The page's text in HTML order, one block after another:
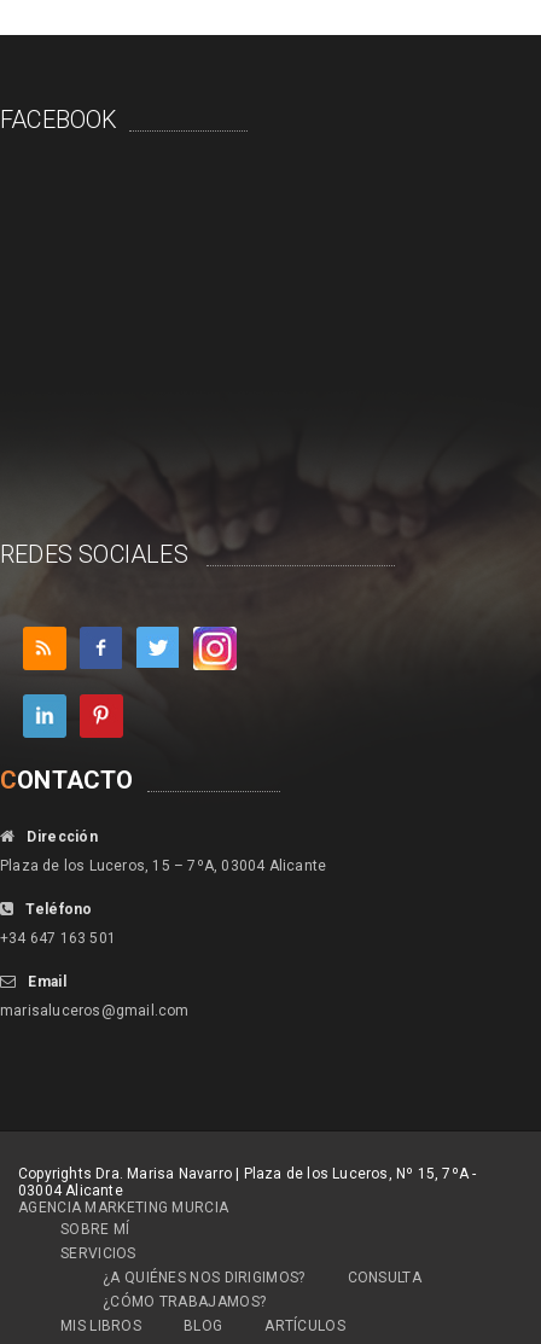
FACEBOOK
REDES SOCIALES
CONTACTO
Dirección
Plaza de los Luceros, 15 – 7ºA, 03004 Alicante
Teléfono
+34 647 163 501
Email
marisaluceros@gmail.com
Copyrights Dra. Marisa Navarro | Plaza de los Luceros, Nº 15, 7ºA -
03004 Alicante
AGENCIA MARKETING MURCIA
SOBRE MÍ
SERVICIOS
¿A QUIÉNES NOS DIRIGIMOS?
CONSULTA
¿CÓMO TRABAJAMOS?
MIS LIBROS
BLOG
ARTÍCULOS